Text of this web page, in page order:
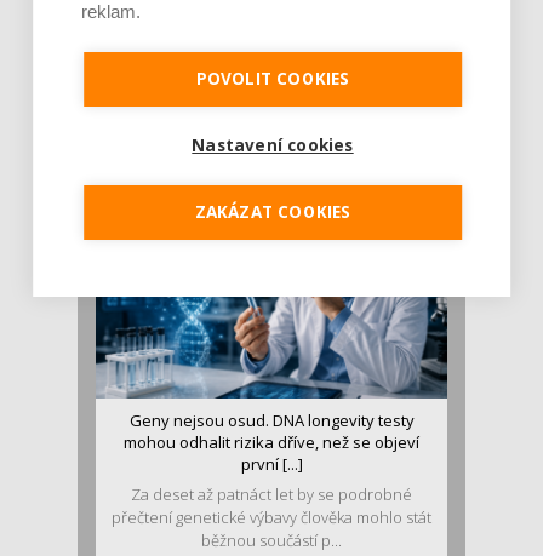
Je jen pro sportovce, přiberu po něm a ve
stravě ho mám dostatek. Znáte nejčastějš [...]
Pojem protein již nějakou dobu rezonuje
se o ně...
Geny nejsou osud. DNA longevity testy
mohou odhalit rizika dříve, než se objeví
první [...]
Za deset až patnáct let by se podrobné
přečtení genetické výbavy člověka mohlo stát
běžnou součástí p...
reklam.
POVOLIT COOKIES
Nastavení cookies
ZAKÁZAT COOKIES